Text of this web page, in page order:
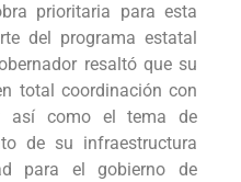
prioritaria para esta
del programa estatal
resaltó que su
total coordinación con
así como el tema de
de su infraestructura
para el gobierno de